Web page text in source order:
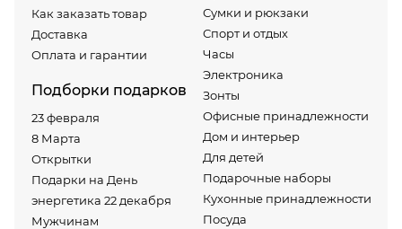
Как заказать товар
Доставка
Оплата и гарантии
Подборки подарков
23 февраля
8 Марта
Открытки
Подарки на День
энергетика 22 декабря
Мужчинам
Сумки и рюкзаки
Спорт и отдых
Часы
Электроника
Зонты
Офисные принадлежности
Дом и интерьер
Для детей
Подарочные наборы
Кухонные принадлежности
Посуда